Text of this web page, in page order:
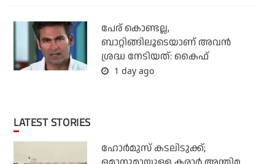
പേര് കൊണ്ടല്ല,
ബാറ്റിങ്ങിലൂടെയാണ് അവൻ
ശ്രദ്ധ നേടിയത്: കൈഫ്
1 day ago
LATEST STORIES
ഹോര്‍മുസ് കടലിടുക്ക്;